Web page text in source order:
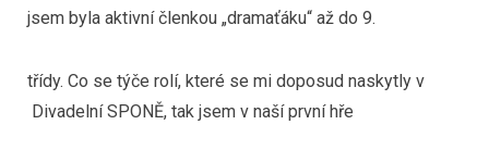
jsem byla aktivní členkou „dramaťáku“ až do 9.
třídy. Co se týče rolí, které se mi doposud naskytly v
Divadelní SPONĚ, tak jsem v naší první hře